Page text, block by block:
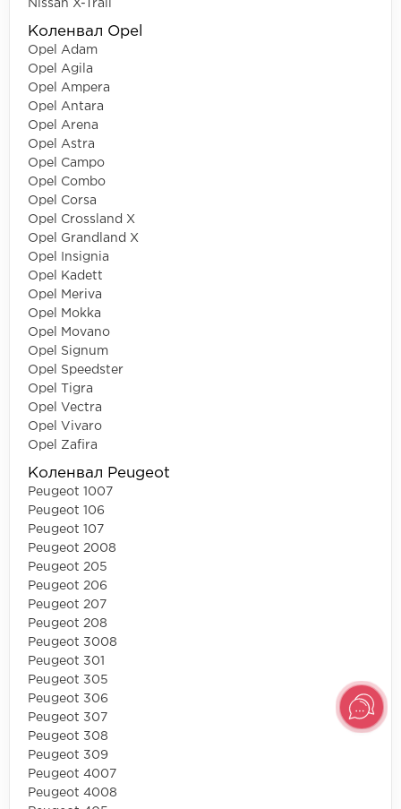
Nissan X-Trail
Коленвал Opel
Opel Adam
Opel Agila
Opel Ampera
Opel Antara
Opel Arena
Opel Astra
Opel Campo
Opel Combo
Opel Corsa
Opel Crossland X
Opel Grandland X
Opel Insignia
Opel Kadett
Opel Meriva
Opel Mokka
Opel Movano
Opel Signum
Opel Speedster
Opel Tigra
Opel Vectra
Opel Vivaro
Opel Zafira
Коленвал Peugeot
Peugeot 1007
Peugeot 106
Peugeot 107
Peugeot 2008
Peugeot 205
Peugeot 206
Peugeot 207
Peugeot 208
Peugeot 3008
Peugeot 301
Peugeot 305
Peugeot 306
Peugeot 307
Peugeot 308
Peugeot 309
Peugeot 4007
Peugeot 4008